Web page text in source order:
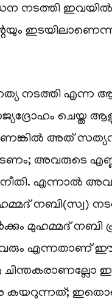
നടത്തി ഇവയിൽ
നടത്തി
ചെയ്ത
അത്
അവരുടെ
എന്നാൽ
നബി(സ്വ)
മുഹമ്മദ് നബി
ചിന്തകരാണല്ലോ
കയറുന്നത്;